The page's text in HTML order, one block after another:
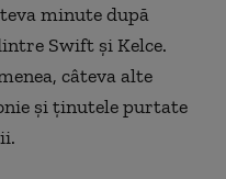
minute după
Swift şi Kelce.
câteva alte
şi ţinutele purtate